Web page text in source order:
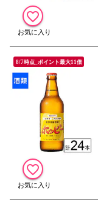
8/7時点_ポイント最大11倍